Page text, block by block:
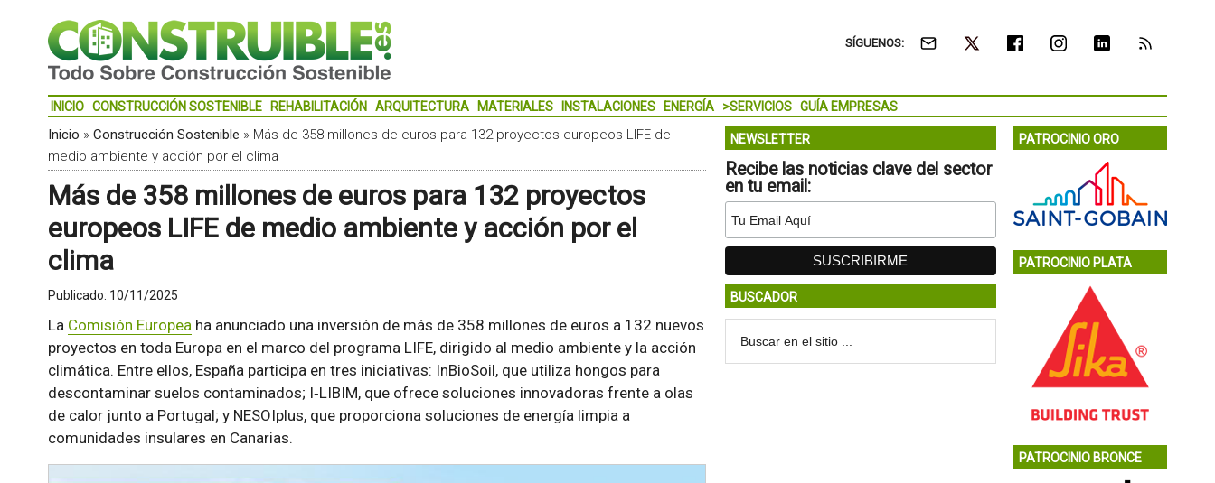
SÍGUENOS:
INICIO CONSTRUCCIÓN SOSTENIBLE REHABILITACIÓN ARQUITECTURA MATERIALES INSTALACIONES ENERGÍA >SERVICIOS GUÍA EMPRESAS
Inicio » Construcción Sostenible » Más de 358 millones de euros para 132 proyectos europeos LIFE de
medio ambiente y acción por el clima
Más de 358 millones de euros para 132 proyectos
europeos LIFE de medio ambiente y acción por el
clima
Publicado: 10/11/2025
La Comisión Europeaha anunciado una inversión de más de 358 millones de euros a 132 nuevos
proyectos en toda Europa en el marco del programa LIFE, dirigido al medio ambiente y la acción
climática. Entre ellos, España participa en tres iniciativas: InBioSoil, que utiliza hongos para
descontaminar suelos contaminados; I‑LIBIM, que ofrece soluciones innovadoras frente a olas
de calor junto a Portugal; y NESOIplus, que proporciona soluciones de energía limpia a
comunidades insulares en Canarias.
NEWSLETTER
Recibe las noticias clave del sector
en tu email:
BUSCADOR
PATROCINIO ORO
PATROCINIO PLATA
PATROCINIO BRONCE